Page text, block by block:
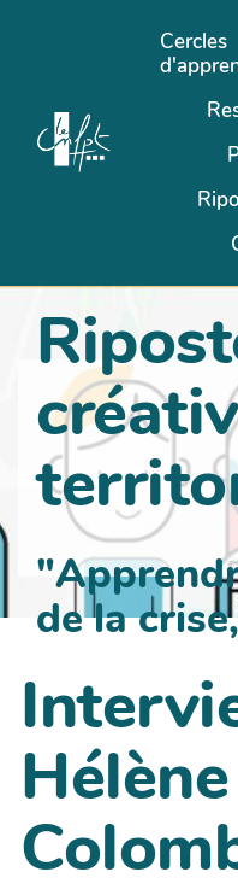
Aller au contenuCercles
de la
Hélène